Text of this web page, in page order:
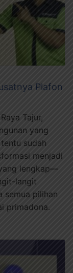
Plafon
Tajur,
yang
sudah
menjadi
lengkap—
langit
semua pilihan
primadona.